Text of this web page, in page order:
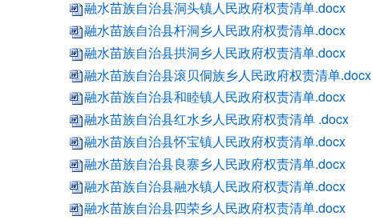
融水苗族自治县洞头镇人民政府权责清单.docx
融水苗族自治县杆洞乡人民政府权责清单.docx
融水苗族自治县拱洞乡人民政府权责清单.docx
融水苗族自治县滚贝侗族乡人民政府权责清单.docx
融水苗族自治县和睦镇人民政府权责清单.docx
融水苗族自治县红水乡人民政府权责清单 .docx
融水苗族自治县怀宝镇人民政府权责清单.docx
融水苗族自治县良寨乡人民政府权责清单.docx
融水苗族自治县融水镇人民政府权责清单.docx
融水苗族自治县四荣乡人民政府权责清单.docx